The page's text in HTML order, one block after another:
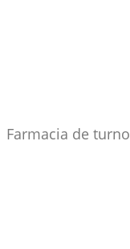
Farmacia de turno